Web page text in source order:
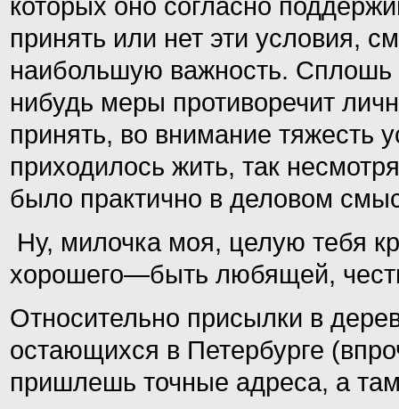
которых оно согласно
принять или нет эти условия,
наибольшую важность. Сплошь
нибудь меры противоречит
принять, во внимание тяжесть
приходилось жить, так
было практично в деловом
Ну, милочка моя, целую тебя
хорошего—быть любящей,
Относительно присылки в
остающихся в Петербурге
пришлешь точные адреса, а